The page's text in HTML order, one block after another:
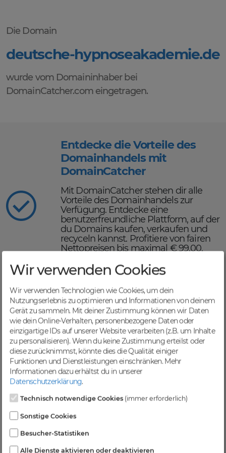
Die Domain
deutsche-hypnoseakademie.de
wurde vom Domaininhaber bei
DomainCatcher.com eingetragen.
Entdecke die Vorteile des
Domainhandels mit
DomainCatcher
Mit DomainCatcher stehen dir alle
Vorteile des Domainhandels zur
Verfügung. Entdecke eine
benutzerfreundliche Plattform, auf der
du Domains kaufen, verkaufen und
recyceln kannst. Profitiere von fairen
Nettopreisen bis maximal € 99,00,
sicheren Domaintransfers.
Maximiere deinen Online-
Erfolg mit DomainCatcher
DomainCatcher ist dein Schlüssel
zum Online-Erfolg. Mit unserem
breiten Angebot an Domains kannst
du deine Online-Präsenz optimieren
und deine Zielgruppe gezielt
ansprechen. Nutze die Möglichkeit,
gezielten Traffic anzuziehen und deine
Sichtbarkeit in Suchmaschinen zu
steigern.
Profitiere von einer
vielfältigen Auswahl an
Bei DomainCatcher findest du eine
Wir verwenden Cookies
Wir verwenden Technologien wie Cookies, um dein
Nutzungserlebnis zu optimieren und Informationen von deinem
Gerät zu sammeln. Mit deiner Zustimmung können wir Daten
wie dein Online-Verhalten, personenbezogene Daten oder
einzigartige IDs auf unserer Website verarbeiten (z.B. um Inhalte
zu personalisieren). Wenn du keine Zustimmung erteilst oder
diese zurücknimmst, könnte dies die Qualität einiger
Funktionen und Dienstleistungen einschränken. Mehr
Informationen dazu erhältst du in unserer
Datenschutzerklärung.
Technisch notwendige Cookies (immer erforderlich)
Sonstige Cookies
Besucher-Statistiken
Alle Dienste aktivieren oder deaktivieren